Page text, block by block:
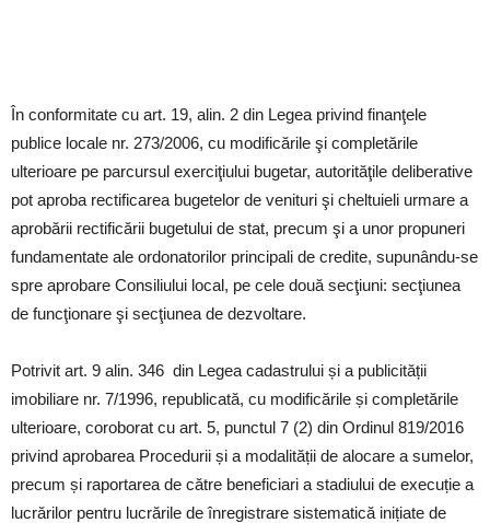
În conformitate cu art. 19, alin. 2 din Legea privind finanţele
publice locale nr. 273/2006, cu modificările şi completările
ulterioare pe parcursul exerciţiului bugetar, autorităţile deliberative
pot aproba rectificarea bugetelor de venituri şi cheltuieli urmare a
aprobării rectificării bugetului de stat, precum şi a unor propuneri
fundamentate ale ordonatorilor principali de credite, supunându-se
spre aprobare Consiliului local, pe cele două secţiuni: secţiunea
de funcţionare şi secţiunea de dezvoltare.
Potrivit art. 9 alin. 346 din Legea cadastrului și a publicității
imobiliare nr. 7/1996, republicată, cu modificările și completările
ulterioare, coroborat cu art. 5, punctul 7 (2) din Ordinul 819/2016
privind aprobarea Procedurii și a modalității de alocare a sumelor,
precum și raportarea de către beneficiari a stadiului de execuție a
lucrărilor pentru lucrările de înregistrare sistematică inițiate de